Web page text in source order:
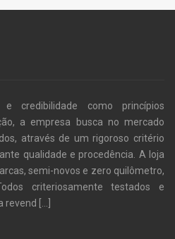
credibilidade como princípios
a empresa busca no mercado
através de um rigoroso critério
qualidade e procedência. A loja
semi-novos e zero quilômetro,
criteriosamente testados e
revend